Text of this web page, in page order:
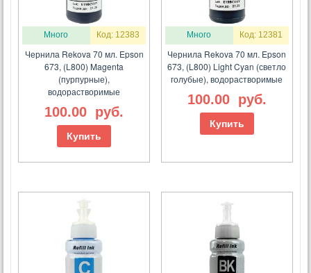
Много Код: 12383
Чернила Rekova 70 мл. Epson
673, (L800) Magenta
(пурпурные),
водорастворимые
100.00 руб.
Купить
Много Код: 12381
Чернила Rekova 70 мл. Epson
673, (L800) Light Cyan (светло
голубые), водорастворимые
100.00 руб.
Купить